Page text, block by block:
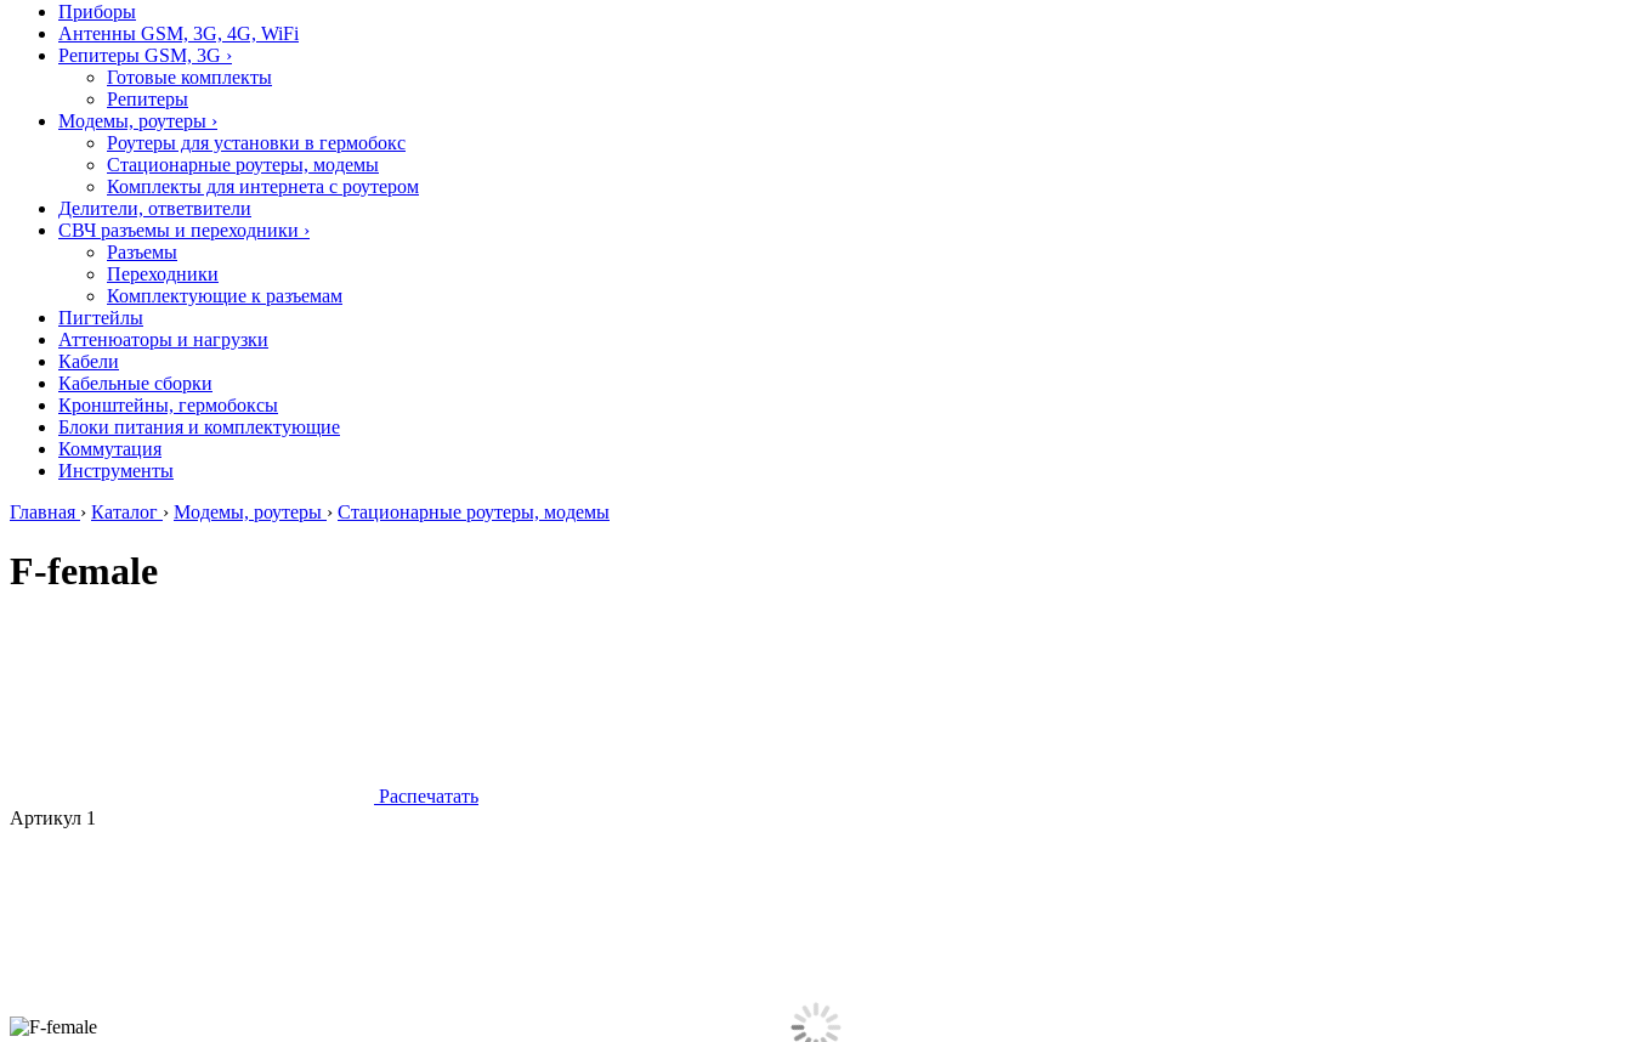
Приборы
Антенны GSM, 3G, 4G, WiFi
Репитеры GSM, 3G ›
Готовые комплекты
Репитеры
Модемы, роутеры ›
Роутеры для установки в гермобокс
Стационарные роутеры, модемы
Комплекты для интернета с роутером
Делители, ответвители
СВЧ разъемы и переходники ›
Разъемы
Переходники
Комплектующие к разъемам
Пигтейлы
Аттенюаторы и нагрузки
Кабели
Кабельные сборки
Кронштейны, гермобоксы
Блоки питания и комплектующие
Коммутация
Инструменты
Главная › Каталог › Модемы, роутеры › Стационарные роутеры, модемы
F-female
Распечатать
Артикул 1